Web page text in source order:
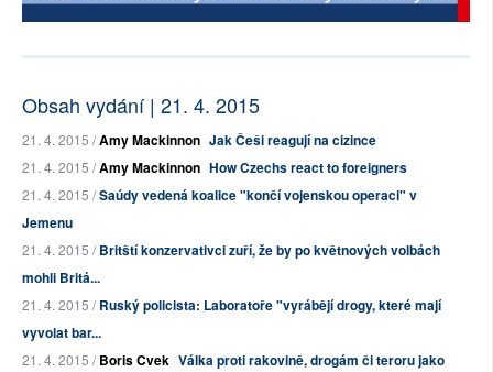
Obsah vydání | 21. 4. 2015
21. 4. 2015 /Amy Mackinnon Jak Češi reagují na cizince
21. 4. 2015 /Amy Mackinnon How Czechs react to foreigners
21. 4. 2015 /Saúdy vedená koalice "končí vojenskou operaci" v
Jemenu
21. 4. 2015 /Britští konzervativci zuří, že by po květnových volbách
mohli Britá...
21. 4. 2015 /Ruský policista: Laboratoře "vyrábějí drogy, které mají
vyvolat bar...
21. 4. 2015 /Boris Cvek Válka proti rakovině, drogám či teroru jako